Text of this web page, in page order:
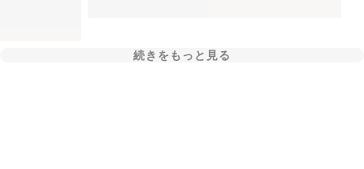
続きをもっと見る